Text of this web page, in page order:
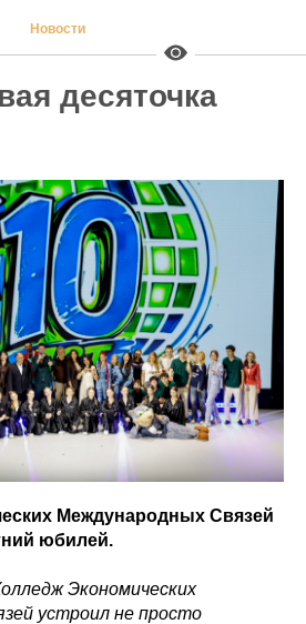
Новости
десяточка
Международных Связей
юбилей.
Экономических
устроил не просто